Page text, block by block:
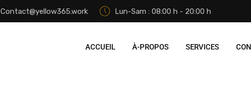
Contact@yellow365.work Lun-Sam : 08:00 h - 20:00 h
ACCUEIL À-PROPOS SERVICES